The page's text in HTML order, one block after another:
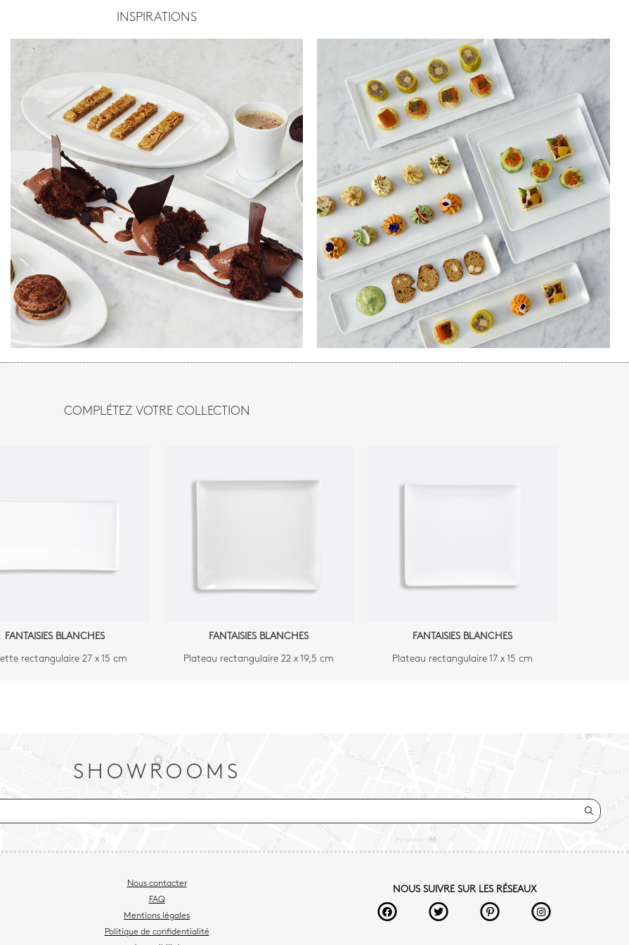
INSPIRATIONS
COMPLÉTEZ VOTRE COLLECTION
FANTAISIES BLANCHES
rectangulaire 27 x 15 cm
FANTAISIES BLANCHES
Plateau rectangulaire 22 x 19,5 cm
FANTAISIES BLANCHES
Plateau rectangulaire 17 x 15 cm
SHOWROOMS
Nous contacter
FAQ
Mentions légales
Politique de confidentialité
NOUS SUIVRE SUR LES RÉSEAUX